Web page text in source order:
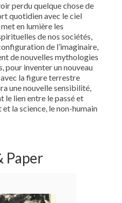
perdu quelque chose de
quotidien avec le ciel
en lumière les
de nos sociétés,
de l’imaginaire,
de nouvelles mythologies
pour inventer un nouveau
la figure terrestre
une nouvelle sensibilité,
le lien entre le passé et
et la science, le non-humain
Paper